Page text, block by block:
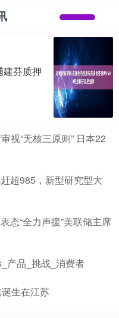
建芬质押
视“无核三原则” 日本22
超985，新型研究型大
态“全力声援”美联储主席
产品_挑战_消费者
生在江苏